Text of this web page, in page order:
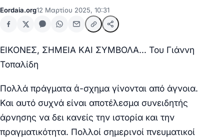
Eordaia.org12 Μαρτίου 2025, 10:31
ΕΙΚΟΝΕΣ, ΣΗΜΕΙΑ ΚΑΙ ΣΥΜΒΟΛΑ… Του Γιάννη
Τοπαλίδη
Πολλά πράγματα ἀ-σχημα γίνονται από άγνοια.
Και αυτό συχνά είναι αποτέλεσμα συνειδητής
άρνησης να δει κανείς την ιστορία και την
πραγματικότητα. Πολλοί σημερινοί πνευματικοί